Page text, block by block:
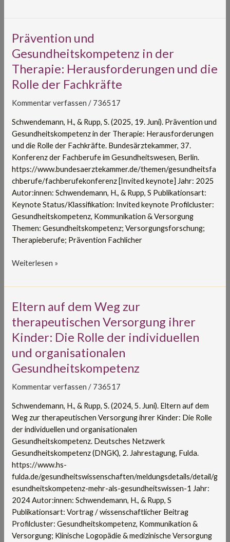
Prävention und
Gesundheitskompetenz in der
Therapie: Herausforderungen und die
Rolle der Fachkräfte
Kommentar verfassen / 736517
Schwendemann, H., & Rupp, S. (2025, 19. Juni). Prävention und
Gesundheitskompetenz in der Therapie: Herausforderungen
und die Rolle der Fachkräfte. Bundesärztekammer, 37.
Konferenz der Fachberufe im Gesundheitswesen, Berlin.
https://www.bundesaerztekammer.de/themen/gesundheitsfa
chberufe/fachberufekonferenz [Invited keynote] Jahr: 2025
Autor:innen: Schwendemann, H., & Rupp, S Publikationsart:
Keynote Status/Klassifikation: Invited keynote Profilcluster:
Gesundheitskompetenz, Kommunikation & Versorgung
Themen: Gesundheitskompetenz; Versorgungsforschung;
Therapieberufe; Prävention Fachlicher
Prävention
Gesundheitskompetenz
der
Herausforderungen
und
die
Rolle
der
Fachkräfte
Weiterlesen »
Eltern auf dem Weg zur
therapeutischen Versorgung ihrer
Kinder: Die Rolle der individuellen
und organisationalen
Gesundheitskompetenz
Kommentar verfassen / 736517
Schwendemann, H., & Rupp, S. (2024, 5. Juni). Eltern auf dem
Weg zur therapeutischen Versorgung ihrer Kinder: Die Rolle
der individuellen und organisationalen
Gesundheitskompetenz. Deutsches Netzwerk
Gesundheitskompetenz (DNGK), 2. Jahrestagung, Fulda.
https://www.hs-
fulda.de/gesundheitswissenschaften/meldungsdetails/detail/g
esundheitskompetenz-mehr-als-gesundheitswissen-1 Jahr:
2024 Autor:innen: Schwendemann, H., & Rupp, S
Publikationsart: Vortrag / wissenschaftlicher Beitrag
Profilcluster: Gesundheitskompetenz, Kommunikation &
Versorgung; Klinische Logopädie & medizinische Versorgung
Eltern
dem
Weg
zur
therapeutischen
Versorgung
ihrer
Die
Rolle
der
individuellen
und
organisationalen
Gesundheitskompetenz